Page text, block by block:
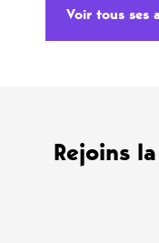
Voir tous ses
Rejoins la